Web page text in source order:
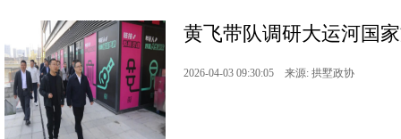
黄飞带队调研大运河国
2026-04-03 09:30:05 来源: 拱墅政协